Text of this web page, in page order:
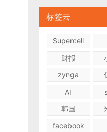
标签云
Supercell
财报
zynga
AI
韩国
facebook